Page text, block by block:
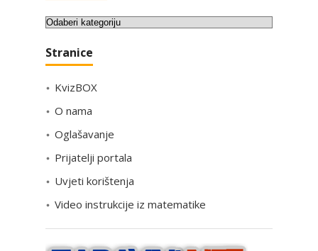
K
t
g
i
j
Stranice
KvizBOX
O nama
Oglašavanje
Prijatelji portala
Uvjeti korištenja
Video instrukcije iz matematike